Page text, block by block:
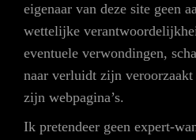
eigenaar van deze site geen
wettelijke
eventuele verwondingen,
naar verluidt zijn
zijn webpagina’s.
Ik pretendeer geen expert-